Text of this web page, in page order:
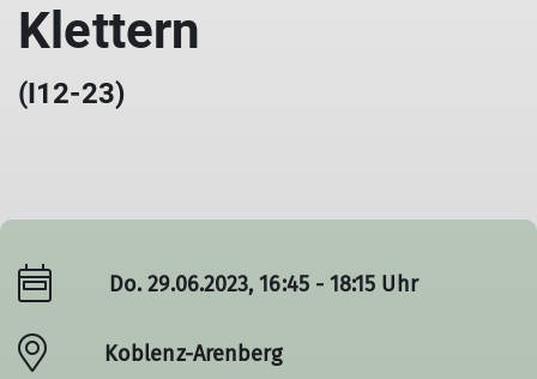
Klettern
(I12-23)
Do. 29.06.2023, 16:45 - 18:15 Uhr
Koblenz-Arenberg